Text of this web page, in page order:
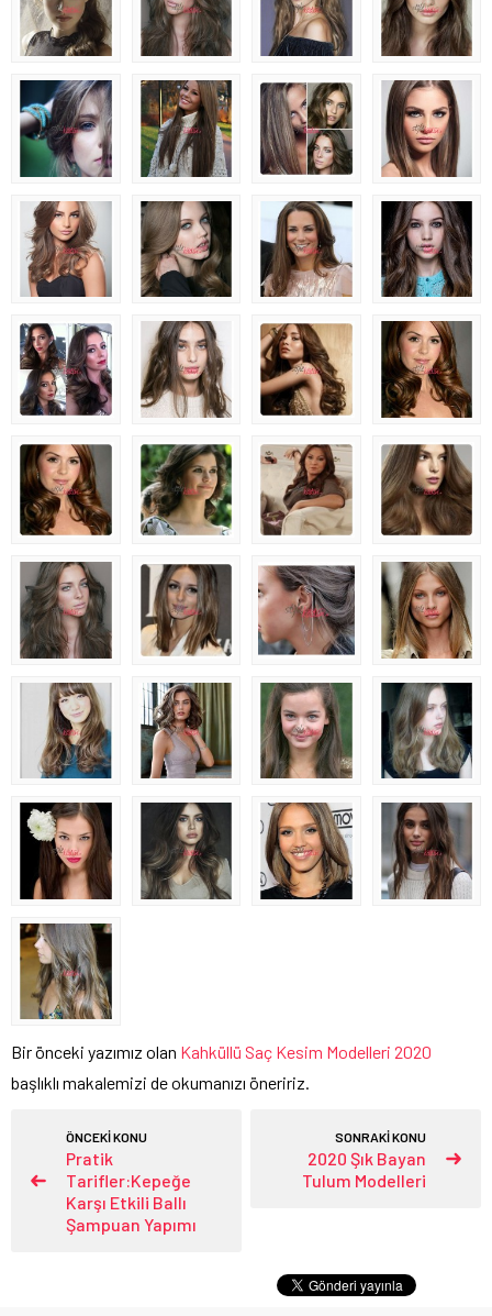
Bir önceki yazımız olan Kahküllü Saç Kesim Modelleri 2020
başlıklı makalemizi de okumanızı öneririz.
ÖNCEKİ KONU
Pratik
Tarifler:Kepeğe
Karşı Etkili Ballı
Şampuan Yapımı
SONRAKİ KONU
2020 Şık Bayan
Tulum Modelleri